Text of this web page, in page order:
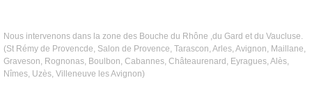
Nous intervenons dans la zone des Bouche du Rhône ,du Gard et du Vaucluse.
(St Rémy de Provencde, Salon de Provence, Tarascon, Arles, Avignon, Maillane,
Graveson, Rognonas, Boulbon, Cabannes, Châteaurenard, Eyragues, Alès,
Nîmes, Uzès, Villeneuve les Avignon)